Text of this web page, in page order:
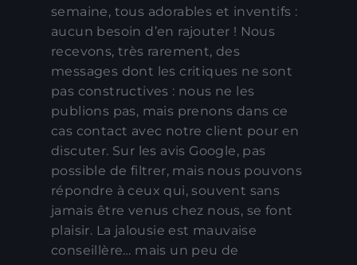
semaine, tous adorables et inventifs :
aucun besoin d’en rajouter ! Nous
recevons, très rarement, des
messages dont les critiques ne sont
pas constructives : nous ne les
publions pas, mais prenons dans ce
cas contact avec notre client pour en
discuter. Sur les avis Google, pas
possible de filtrer, mais nous pouvons
répondre à ceux qui, souvent sans
jamais être venus chez nous, se font
plaisir. La jalousie est mauvaise
conseillère… mais un peu de